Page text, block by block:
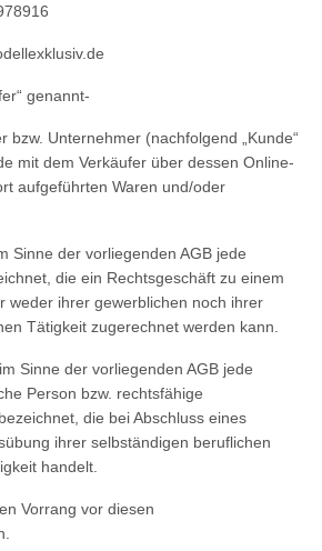
genannt-
bzw. Unternehmer (nachfolgend „Kunde“
mit dem Verkäufer über dessen Online-
aufgeführten Waren und/oder
Sinne der vorliegenden AGB jede
die ein Rechtsgeschäft zu einem
weder ihrer gewerblichen noch ihrer
Tätigkeit zugerechnet werden kann.
Sinne der vorliegenden AGB jede
Person bzw. rechtsfähige
die bei Abschluss eines
ihrer selbständigen beruflichen
handelt.
Vorrang vor diesen